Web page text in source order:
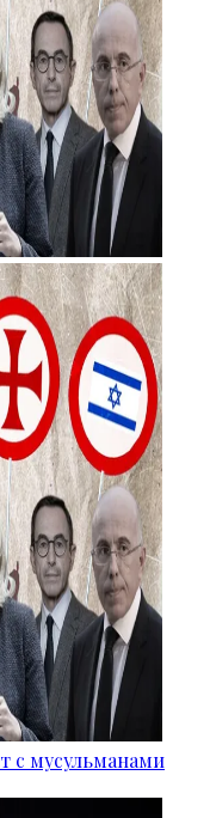
с мусульманами